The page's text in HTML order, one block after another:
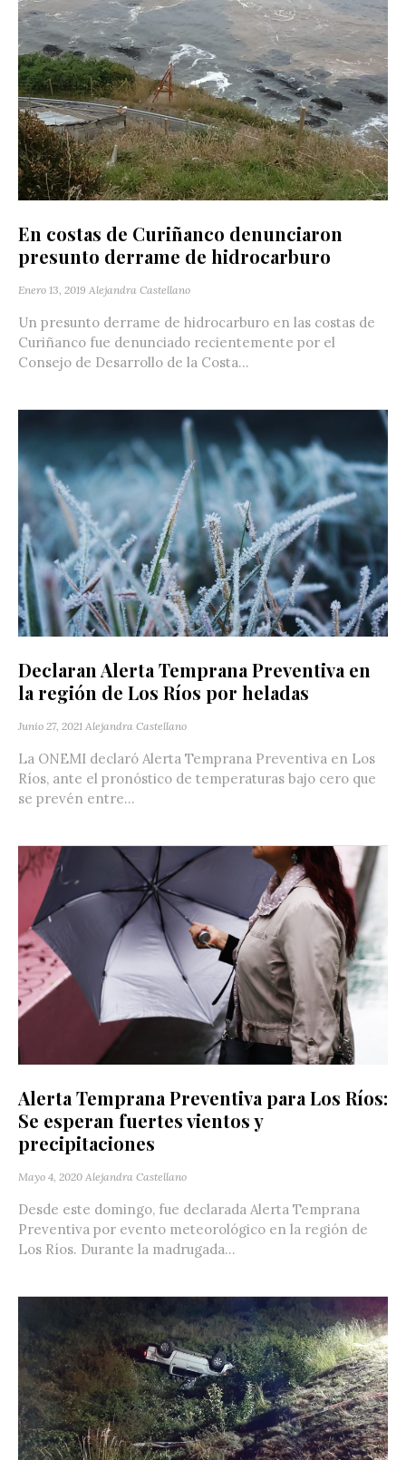
En costas de Curiñanco denunciaron
presunto derrame de hidrocarburo
Enero 13, 2019 Alejandra Castellano
Un presunto derrame de hidrocarburo en las costas de
Curiñanco fue denunciado recientemente por el
Consejo de Desarrollo de la Costa...
Declaran Alerta Temprana Preventiva en
la región de Los Ríos por heladas
Junio 27, 2021 Alejandra Castellano
La ONEMI declaró Alerta Temprana Preventiva en Los
Ríos, ante el pronóstico de temperaturas bajo cero que
se prevén entre...
Alerta Temprana Preventiva para Los Ríos:
Se esperan fuertes vientos y
precipitaciones
Mayo 4, 2020 Alejandra Castellano
Desde este domingo, fue declarada Alerta Temprana
Preventiva por evento meteorológico en la región de
Los Ríos. Durante la madrugada...